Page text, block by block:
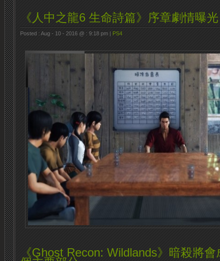
《人中之龍6 生命詩篇》序章劇情曝光
Posted : Aug - 10 - 2016 @ : 9:18 pm | PS4
《Ghost Recon: Wildlands》暗殺將